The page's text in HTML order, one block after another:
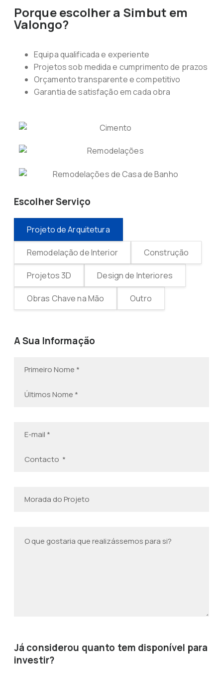
Porque escolher a Simbut em
Valongo?
Equipa qualificada e experiente
Projetos sob medida e cumprimento de prazos
Orçamento transparente e competitivo
Garantia de satisfação em cada obra
Escolher Serviço
Projeto de Arquitetura
Remodelação de Interior Construção
Projetos 3D Design de Interiores
Obras Chave na Mão Outro
A Sua Informação
Já considerou quanto tem disponível para
investir?